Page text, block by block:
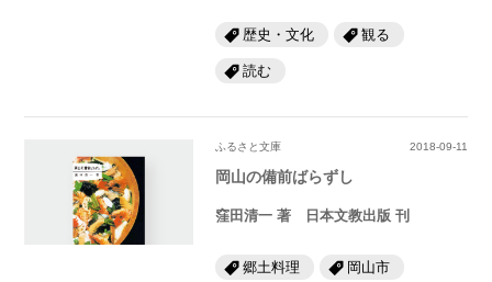
歴史・文化 観る
読む
ふるさと文庫 2018-09-11
岡山の備前ばらずし
窪田清一 著 日本文教出版 刊
郷土料理 岡山市